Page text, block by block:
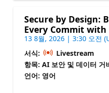
Secure by Design:
Every Commit
13 8월, 2026 | 3:30 오전
서식:
Livestream
항목: AI 보안 및 데이터 거
언어: 영어